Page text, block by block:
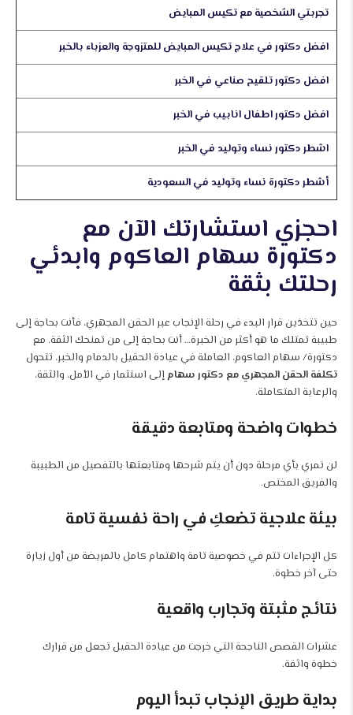
تجربتي الشخصية مع تكيس المبايض
افضل دكتور في علاج تكيس المبايض للمتزوجة والعزباء بالخبر
افضل دكتور تلقيح صناعي في الخبر
افضل دكتور اطفال انابيب في الخبر
اشطر دكتور نساء وتوليد في الخبر
أشطر دكتورة نساء وتوليد في السعودية
احجزي استشارتك الآن مع
دكتورة سهام العاكوم وابدئي
رحلتك بثقة
حين تتخذين قرار البدء في رحلة الإنجاب عبر الحقن المجهري، فأنت بحاجة إلى
طبيبة تمتلك ما هو أكثر من الخبرة… أنت بحاجة إلى من تمنحك الثقة. مع
دكتورة/ سهام العاكوم، العاملة في عيادة الحقيل بالدمام والخبر، تتحول
تكلفة الحقن المجهري مع دكتور سهامإلى استثمار في الأمل، والثقة،
والرعاية المتكاملة.
خطوات واضحة ومتابعة دقيقة
لن تمري بأي مرحلة دون أن يتم شرحها ومتابعتها بالتفصيل من الطبيبة
والفريق المختص.
بيئة علاجية تضعكِ في راحة نفسية تامة
كل الإجراءات تتم في خصوصية تامة واهتمام كامل بالمريضة من أول زيارة
حتى آخر خطوة.
نتائج مثبتة وتجارب واقعية
عشرات القصص الناجحة التي خرجت من عيادة الحقيل تجعل من قرارك
خطوة واثقة.
بداية طريق الإنجاب تبدأ اليوم